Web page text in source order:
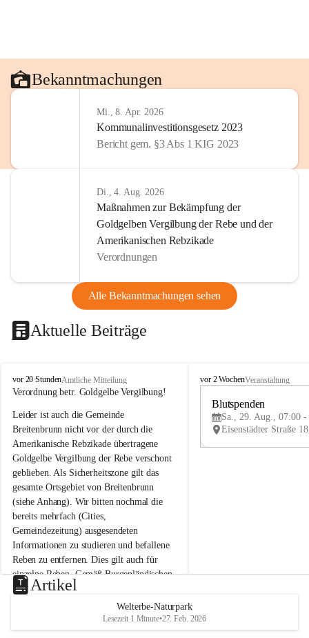
Bekanntmachungen
Mi., 8. Apr. 2026
Kommunalinvestitionsgesetz 2023
Bericht gem. §3 Abs 1 KIG 2023
Di., 4. Aug. 2026
Maßnahmen zur Bekämpfung der
Goldgelben Vergilbung der Rebe und der
Amerikanischen Rebzikade
Verordnungen
Alle Bekanntmachungen sehen
Aktuelle Beiträge
B
r
i
t
e
n
b
r
u
n
n
a
m
N
e
u
s
d
vor 20 StundenAmtliche Mitteilung
Verordnung betr. Goldgelbe Vergilbung!
Leider ist auch die Gemeinde
Breitenbrunn nicht vor der durch die
Amerikanische Rebzikade übertragene
Goldgelbe Vergilbung der Rebe verschont
geblieben. Als Sicherheitszone gilt das
gesamte Ortsgebiet von Breitenbrunn
(siehe Anhang). Wir bitten nochmal die
bereits mehrfach (Cities,
Gemeindezeitung) ausgesendeten
Informationen zu studieren und befallene
Reben zu entfernen. Dies gilt auch für
einzelne Reben. Gemäß Burgenländischen
Weinbaugesetz sind nicht gepflegte oder
unzulässige Weingärten zu roden! Bitte
helfen wir zusammen um unsere Winzer
vor den prognostizierten Ernteausfällen
B
e
u
e
d
vor 2 WochenVeranstaltung
Blutspenden
Sa., 29. Aug., 07:00 -
Artikel
Welterbe-Naturpark
Lesezeit 1 Minute•27. Feb. 2026